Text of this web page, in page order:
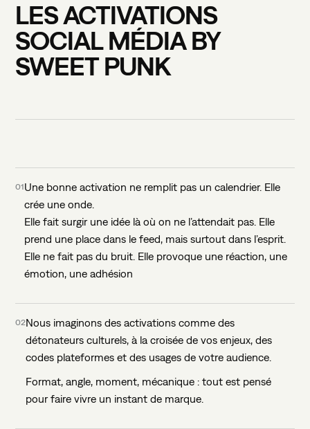
LESACTIVATIONS
SOCIAL MÉDIA BY
SWEET PUNK
01Une bonne activation ne remplit pas un calendrier. Elle
crée une onde.
Elle fait surgir une idée là où on ne l’attendait pas. Elle
prend une place dans le feed, mais surtout dans l’esprit.
Elle ne fait pas du bruit. Elle provoque une réaction, une
émotion, une adhésion
02Nous imaginons des activations comme des
détonateurs culturels, à la croisée de vos enjeux, des
codes plateformes et des usages de votre audience.
Format, angle, moment, mécanique : tout est pensé
pour faire vivre un instant de marque.